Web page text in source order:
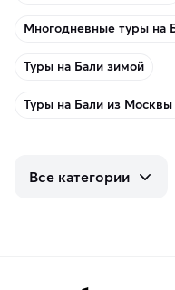
Многодневные туры на
Туры на Бали зимой
Туры на Бали из Москвы
Все категории